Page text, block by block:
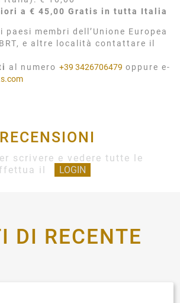
a € 45,00 Gratis in tutta Italia
paesi membri dell’Unione Europea
e altre località contattare il
al numero +39 3426706479 oppure e-
RECENSIONI
scrivere e vedere tutte le
il
LOGIN
DI RECENTE